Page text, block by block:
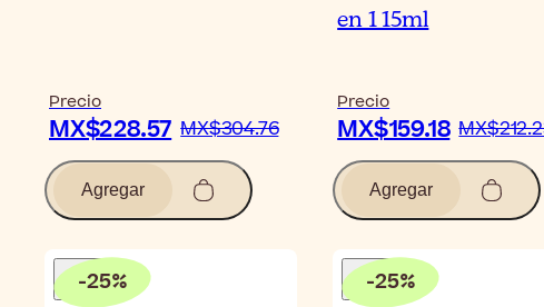
Precio
MX$228.57 MX$304.76
Agregar
en 1 15ml
Precio
MX$159.18
Agregar
-25% -25%